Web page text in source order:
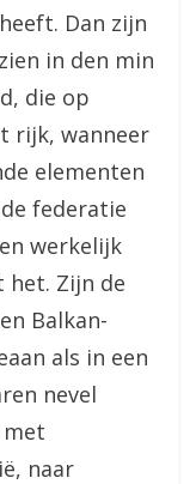
Dan zijn
in den min
die op
rijk, wanneer
elementen
federatie
werkelijk
het. Zijn de
Balkan-
als in een
nevel
naar